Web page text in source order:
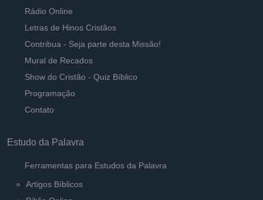
Rádio Online
Letras de Hinos Cristãos
Contribua - Seja parte desta Missão!
Mural de Recados
Show do Cristão - Quiz Bíblico
Programação
Contato
Estudo da Palavra
Ferramentas para Estudos da Palavra
Artigos Bíblicos